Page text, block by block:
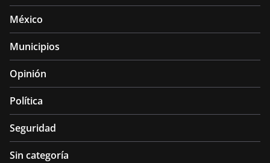
México
Municipios
Opinión
Política
Seguridad
Sin categoría